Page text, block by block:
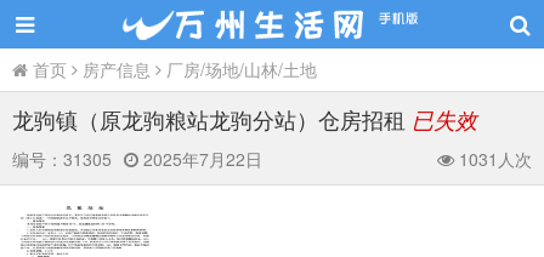
首页 房产信息 厂房/场地/山林/土地
龙驹镇（原龙驹粮站龙驹分站）仓房招租 已失效
编号： 31305 2025年7月22日 1031人次